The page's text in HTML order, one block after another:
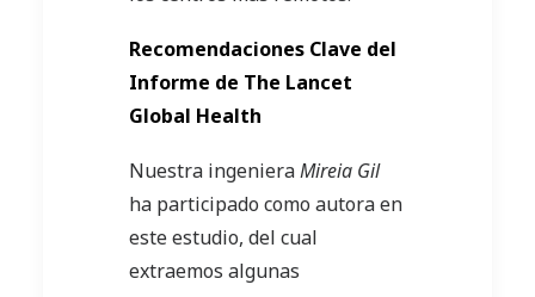
Recomendaciones Clave del
Informe de The Lancet
Global Health
Nuestra ingenieraMireia Gil
ha participado como autora en
este estudio, del cual
extraemos algunas